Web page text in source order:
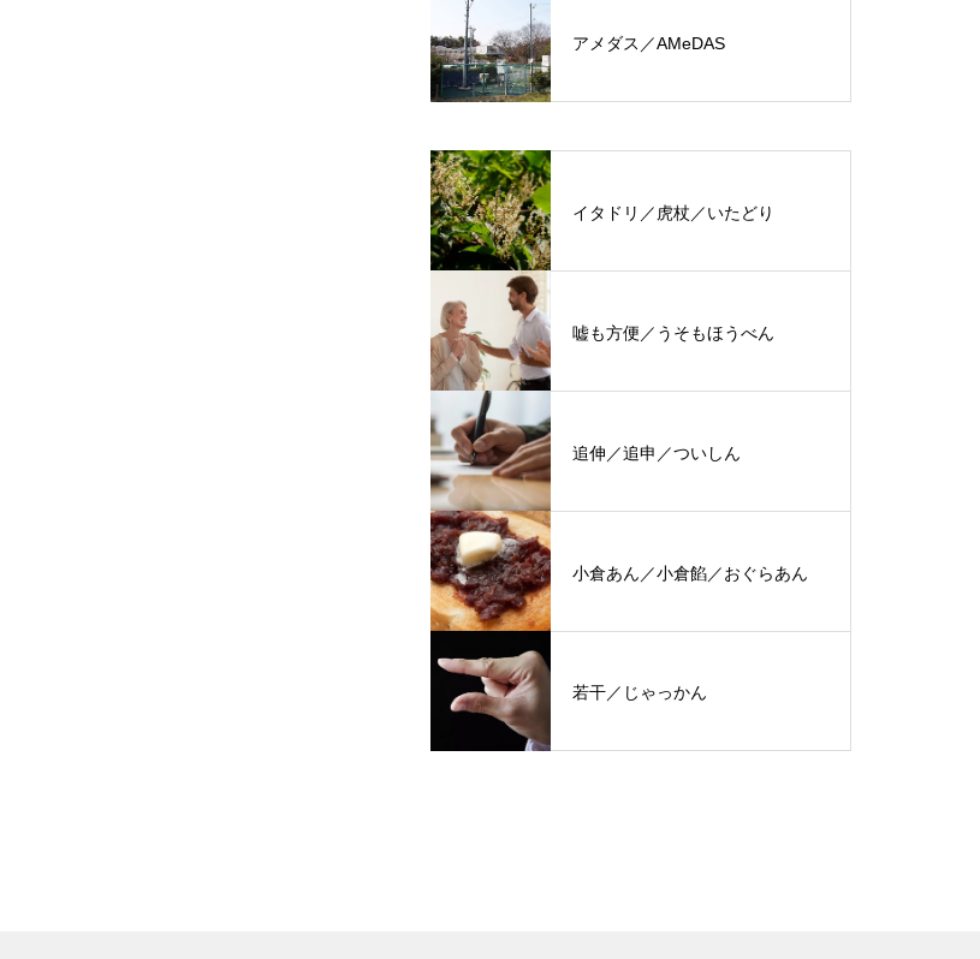
アメダス／AMeDAS
イタドリ／虎杖／いたどり
嘘も方便／うそもほうべん
追伸／追申／ついしん
小倉あん／小倉餡／おぐらあん
若干／じゃっかん